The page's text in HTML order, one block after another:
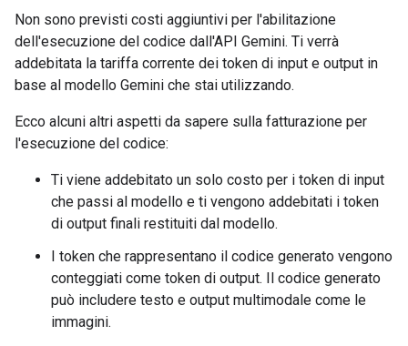
Non sono previsti costi aggiuntivi per l'abilitazione
dell'esecuzione del codice dall'API Gemini. Ti verrà
addebitata la tariffa corrente dei token di input e output in
base al modello Gemini che stai utilizzando.
Ecco alcuni altri aspetti da sapere sulla fatturazione per
l'esecuzione del codice:
Ti viene addebitato un solo costo per i token di input
che passi al modello e ti vengono addebitati i token
di output finali restituiti dal modello.
I token che rappresentano il codice generato vengono
conteggiati come token di output. Il codice generato
può includere testo e output multimodale come le
immagini.